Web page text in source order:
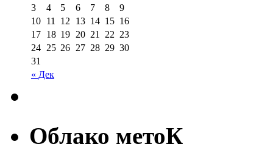
« Дек
3
4 5 6 7 8
9
10 11 12 13 14 15 16
17 18 19 20 21 22 23
24 25 26 27 28 29 30
31
Облако метоК